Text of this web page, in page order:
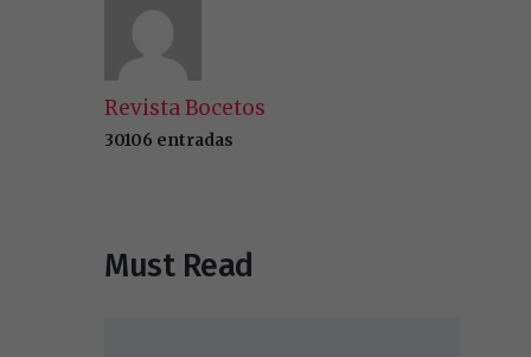
Revista Bocetos
30106 entradas
Must Read